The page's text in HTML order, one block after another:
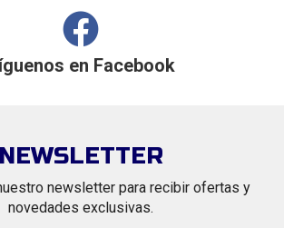
en Facebook
NEWSLETTER
newsletter para recibir ofertas y
novedades exclusivas.